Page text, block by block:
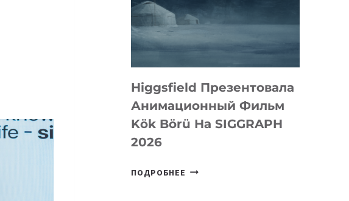
Higgsfield Презентовала
Анимационный Фильм
Kök Börü На SIGGRAPH
2026
ПОДРОБНЕЕ HIGGSFIELD